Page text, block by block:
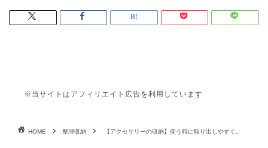
※当サイトはアフィリエイト広告を利用しています
HOME 整理収納 【アクセサリーの収納】使う時に取り出しやすく。